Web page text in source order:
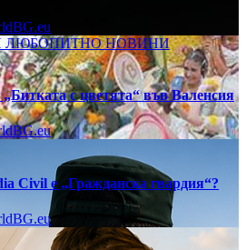
ЛЮБОПИТНОНОВИНИ
с цветята“ във Валенсия
Civil е „Гражданска гвардия“?